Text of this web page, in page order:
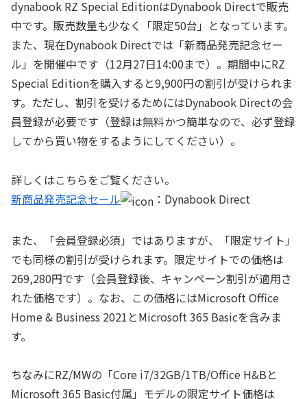
dynabook RZ Special EditionはDynabook Directで販売
中です。販売数量も少なく「限定50台」となっています。
また、現在Dynabook Directでは「新商品発売記念セー
ル」を開催中です（12月27日14:00まで）。期間中にRZ
Special Editionを購入すると9,900円の割引が受けられま
す。ただし、割引を受けるためにはDynabook Directの会
員登録が必要です（登録は無料かつ簡単なので、必ず登録
してから買い物をするようにしてください）。
詳しくはこちらをご覧ください。
新商品発売記念セール
：Dynabook Direct
また、「会員登録必須」ではありますが、「限定サイト」
でも同様の割引が受けられます。限定サイトでの価格は
269,280円です（会員登録後、キャンペーン割引が適用さ
れた価格です）。なお、この価格にはMicrosoft Office
Home & Business 2021とMicrosoft 365 Basicを含みま
す。
ちなみにRZ/MWの「Core i7/32GB/1TB/Office H&Bと
Microsoft 365 Basic付属」モデルの限定サイト価格は